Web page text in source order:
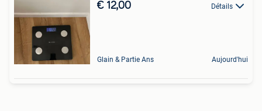
€ 12,00 Détails
Glain & Partie Ans Aujourd'hui